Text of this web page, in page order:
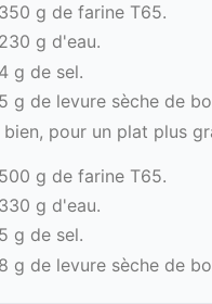
350 g de farine T65.
230 g d'eau.
4 g de sel.
5 g de levure sèche de
bien, pour un plat plus
500 g de farine T65.
330 g d'eau.
5 g de sel.
8 g de levure sèche de